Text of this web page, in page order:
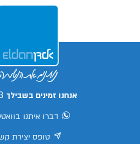
אנחנו זמינים בשבילך
דברו איתנו
טופס יצירת